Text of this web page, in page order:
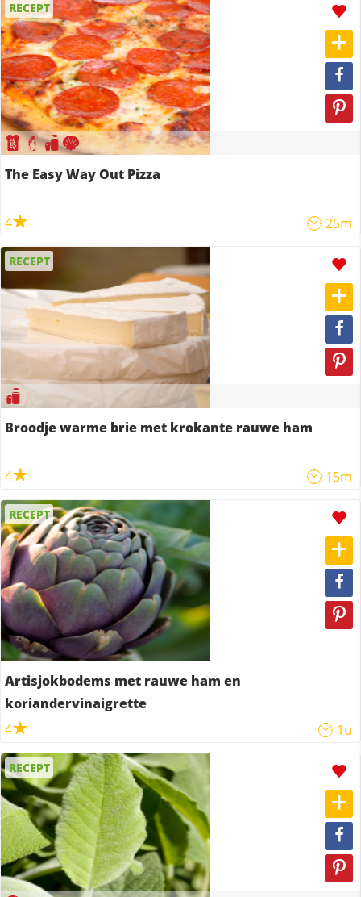
RECEPT
The Easy Way Out Pizza
4 25m
RECEPT
Broodje warme brie met krokante rauwe ham
4 15m
RECEPT
Artisjokbodems met rauwe ham en
koriandervinaigrette
4
1u
RECEPT